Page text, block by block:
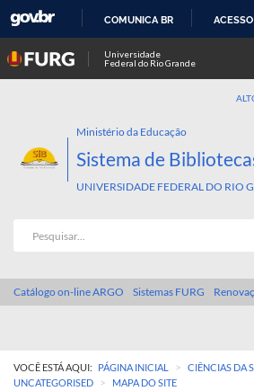
COMUNICA BR
Universidade
Federal do Rio Grande
Ministério da Educação
Sistema de
UNIVERSIDADE FEDERAL DO RIO
Catálogo on-line ARGO Sistemas FURG
VOCÊ ESTÁ AQUI: PÁGINA INICIAL > CIÊNCIAS DA
UNCATEGORISED > MAPA DO SITE